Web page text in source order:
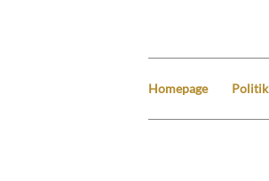
Homepage Politik